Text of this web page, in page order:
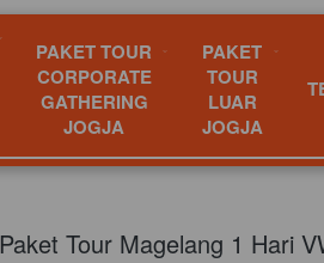
PAKET TOUR
CORPORATE
GATHERING
JOGJA
PAKET
TOUR
LUAR
JOGJA
Paket Tour Magelang 1 Hari